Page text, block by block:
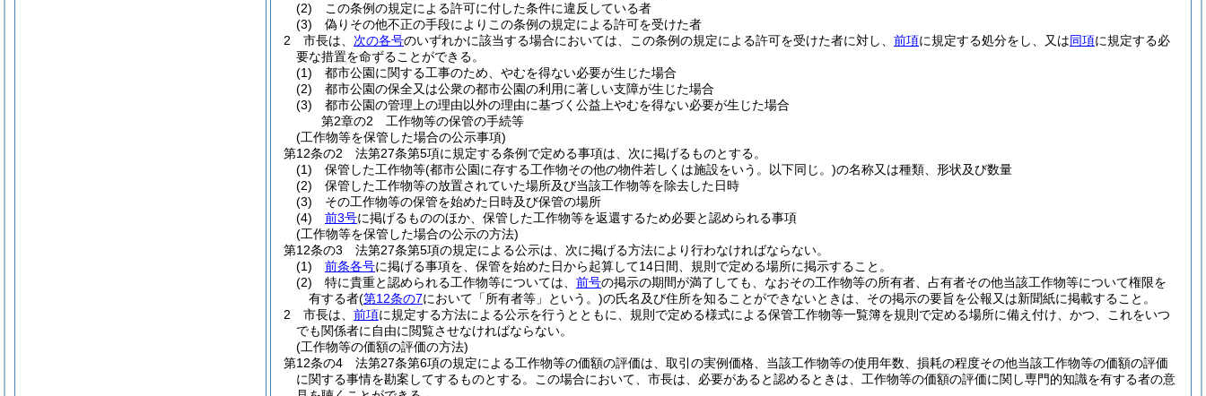
(2)
この条例の規定による許可に付した条件に違反している者
(3)
偽りその他不正の手段によりこの条例の規定による許可を受けた者
2
市長は、 次の各号のいずれかに該当する場合においては、この条例の規定による許可を受けた者に対し、 前項に規定する処分をし、又は同項に規定する必
要な措置を命ずることができる。
(1)
都市公園に関する工事のため、やむを得ない必要が生じた場合
(2)
都市公園の保全又は公衆の都市公園の利用に著しい支障が生じた場合
(3)
都市公園の管理上の理由以外の理由に基づく公益上やむを得ない必要が生じた場合
第2章の2
工作物等の保管の手続等
(工作物等を保管した場合の公示事項)
第12条の2
法第27条第5項に規定する条例で定める事項は、次に掲げるものとする。
(1)
保管した工作物等(都市公園に存する工作物その他の物件若しくは施設をいう。以下同じ。)の名称又は種類、形状及び数量
(2)
保管した工作物等の放置されていた場所及び当該工作物等を除去した日時
(3)
その工作物等の保管を始めた日時及び保管の場所
(4)
前3号に掲げるもののほか、保管した工作物等を返還するため必要と認められる事項
(工作物等を保管した場合の公示の方法)
第12条の3
法第27条第5項の規定による公示は、次に掲げる方法により行わなければならない。
(1)
前条各号に掲げる事項を、保管を始めた日から起算して14日間、規則で定める場所に掲示すること。
(2)
特に貴重と認められる工作物等については、 前号の掲示の期間が満了しても、なおその工作物等の所有者、占有者その他当該工作物等について権限を
有する者(第12条の7において「所有者等」という。)の氏名及び住所を知ることができないときは、その掲示の要旨を公報又は新聞紙に掲載すること。
2
市長は、 前項に規定する方法による公示を行うとともに、規則で定める様式による保管工作物等一覧簿を規則で定める場所に備え付け、かつ、これをいつ
でも関係者に自由に閲覧させなければならない。
(工作物等の価額の評価の方法)
第12条の4
法第27条第6項の規定による工作物等の価額の評価は、取引の実例価格、当該工作物等の使用年数、損耗の程度その他当該工作物等の価額の評価
に関する事情を勘案してするものとする。
この場合において、市長は、必要があると認めるときは、工作物等の価額の評価に関し専門的知識を有する者の意